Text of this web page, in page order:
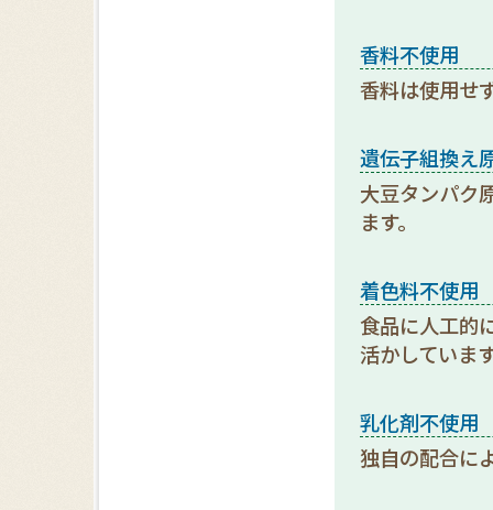
香料不使用
香料は使用せ
遺伝子組換え
大豆タンパク
ます。
着色料不使用
食品に人工的
活かしていま
乳化剤不使用
独自の配合に